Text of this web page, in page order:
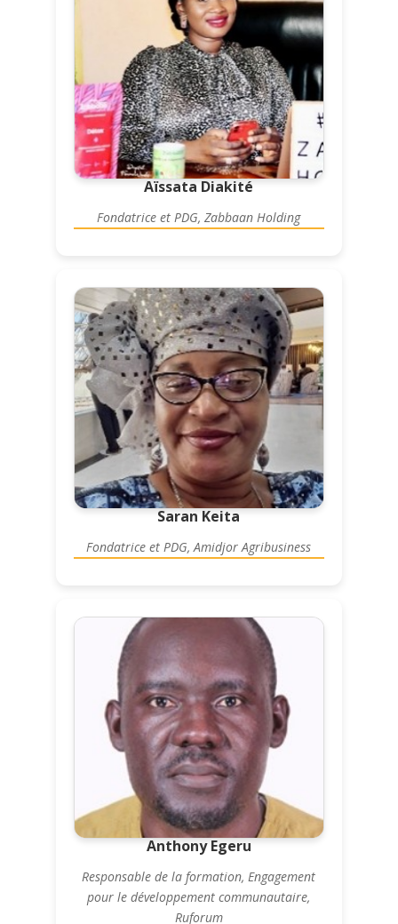
Aïssata Diakité
Fondatrice et PDG, Zabbaan Holding
Saran Keita
Fondatrice et PDG, Amidjor Agribusiness
Anthony Egeru
Responsable de la formation, Engagement
pour le développement communautaire,
Ruforum